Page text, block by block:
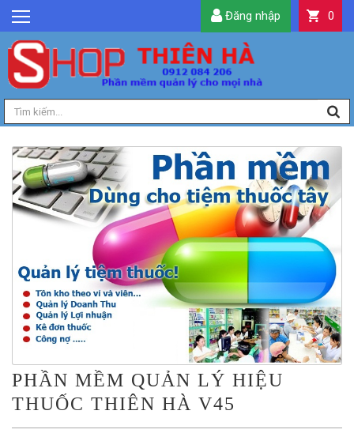
GIỚI THIỆU
TIN TỨC
SẢN PHẨM
DỊCH VỤ
LIÊN HỆ
TIỆN ÍCH
QUẢN LÝ
0
Đăng nhập
PHẦN MỀM QUẢN LÝ HIỆU
THUỐC THIÊN HÀ V45